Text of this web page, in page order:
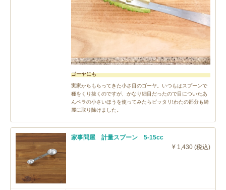
ゴーヤにも
実家からもらってきた小さ目のゴーヤ。いつもはスプーンで
種をくり抜くのですが、かなり細目だったので目についたあ
んベラの小さいほうを使ってみたらピッタリ!わたの部分も綺
麗に取り除けました。
家事問屋 計量スプーン 5-15cc
¥ 1,430 (税込)